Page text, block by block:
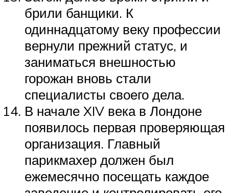
брили банщики. К
одиннадцатому веку профессии
вернули прежний статус, и
заниматься внешностью
горожан вновь стали
специалисты своего дела.
В начале XIV века в Лондоне
появилось первая проверяющая
организация. Главный
парикмахер должен был
ежемесячно посещать каждое